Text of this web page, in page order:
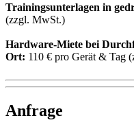
Trainingsunterlagen in
(zzgl. MwSt.)
Hardware-Miete bei
Ort: 110 € pro Gerät & Tag
Anfrage